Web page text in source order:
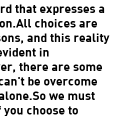
that expresses a
choices are
and this reality
in
there are some
be overcome
we must
choose to